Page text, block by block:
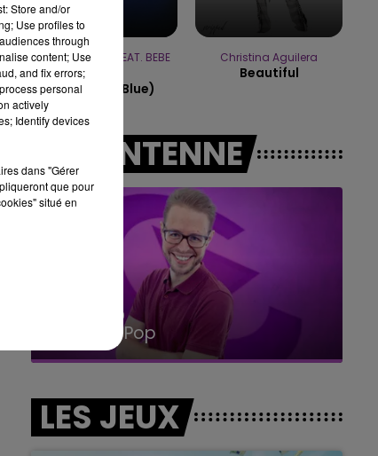
DAVID GUETTA FEAT. BEBE
I'm Good (blue)
Christina Aguilera
Beautiful
A L'ANTENNE
14h00 - 15h00
La Radio Pop
LES JEUX
Store and/or
Use profiles to
through
content; Use
and fix errors;
personal
actively
Identify devices
dans "Gérer
que pour
situé en